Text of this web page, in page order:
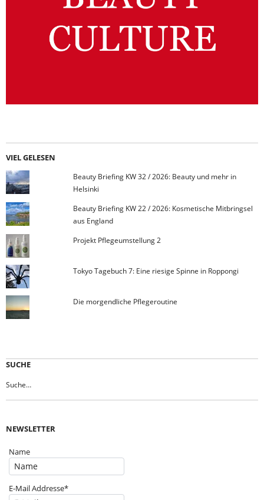
VIEL GELESEN
Beauty Briefing KW 32 / 2026: Beauty und mehr in
Helsinki
Beauty Briefing KW 22 / 2026: Kosmetische Mitbringsel
aus England
Projekt Pflegeumstellung 2
Tokyo Tagebuch 7: Eine riesige Spinne in Roppongi
Die morgendliche Pflegeroutine
SUCHE
NEWSLETTER
Name
E-Mail Addresse*